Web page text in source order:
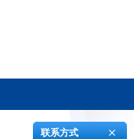
联系方式